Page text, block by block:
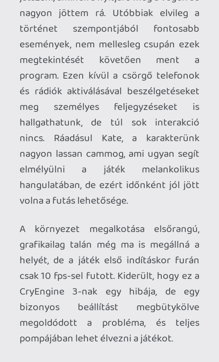
a szinkronhangok;
a vidék megalkotása;
több épületbe bemehetünk;
a fő történet és az emberi sorsokat
bemutató kisebbek;
a fel-felcsendülő, szomorkás zene;
a fényjátékos karakterek;
gyönyörű grafika;
Kontra:
nem lehet akárhol menteni;
lehetett volna némileg több
interakció is;
az achievmentek, ha nem nézed
meg előre;
néha jól jött volna a futás
lehetősége;